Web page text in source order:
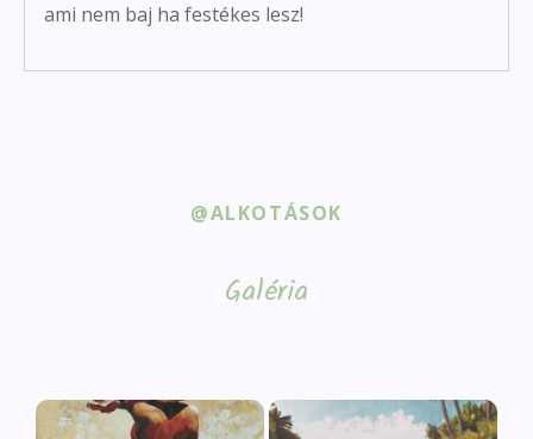
ami nem baj ha festékes lesz!
@ALKOTÁSOK
Galéria